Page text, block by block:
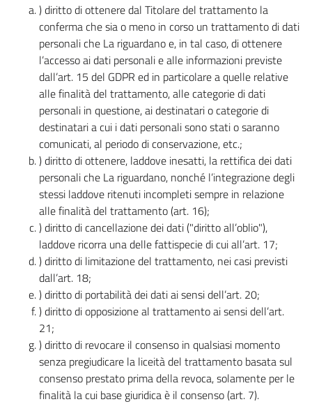
) diritto di ottenere dal Titolare del trattamento la
conferma che sia o meno in corso un trattamento di dati
personali che La riguardano e, in tal caso, di ottenere
l’accesso ai dati personali e alle informazioni previste
dall’art. 15 del GDPR ed in particolare a quelle relative
alle finalità del trattamento, alle categorie di dati
personali in questione, ai destinatari o categorie di
destinatari a cui i dati personali sono stati o saranno
comunicati, al periodo di conservazione, etc.;
) diritto di ottenere, laddove inesatti, la rettifica dei dati
personali che La riguardano, nonché l’integrazione degli
stessi laddove ritenuti incompleti sempre in relazione
alle finalità del trattamento (art. 16);
) diritto di cancellazione dei dati ("diritto all’oblio"),
laddove ricorra una delle fattispecie di cui all’art. 17;
) diritto di limitazione del trattamento, nei casi previsti
dall’art. 18;
) diritto di portabilità dei dati ai sensi dell’art. 20;
) diritto di opposizione al trattamento ai sensi dell’art.
21;
) diritto di revocare il consenso in qualsiasi momento
senza pregiudicare la liceità del trattamento basata sul
consenso prestato prima della revoca, solamente per le
finalità la cui base giuridica è il consenso (art. 7).